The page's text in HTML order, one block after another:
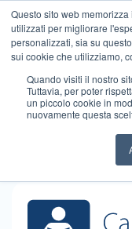
Questo sito web
utilizzati per migliorare
personalizzati, sia su
sui cookie che utilizziamo,
Quando visiti il ​​nostro
Tuttavia, per poter
un piccolo cookie in
nuovamente questa